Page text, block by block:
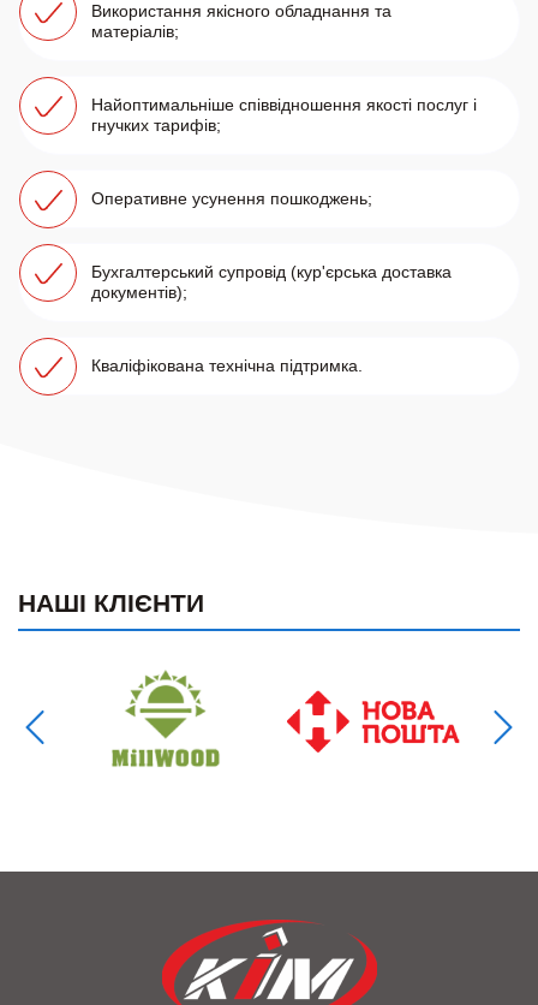
Використання якісного обладнання та
матеріалів;
Найоптимальніше співвідношення якості послуг і
гнучких тарифів;
Оперативне усунення пошкоджень;
Бухгалтерський супровід (кур'єрська доставка
документів);
Кваліфікована технічна підтримка.
НАШІ КЛІЄНТИ